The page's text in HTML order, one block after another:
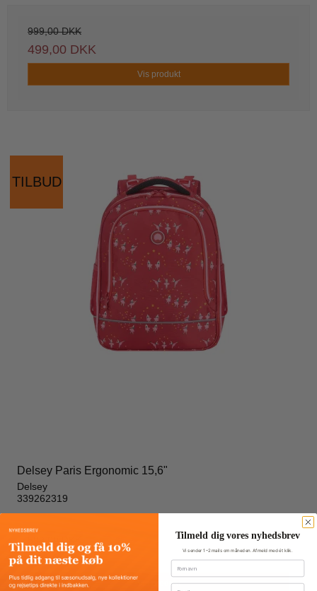
999,00 DKK
499,00 DKK
Vis produkt
TILBUD
Delsey Paris Ergonomic 15,6"
Delsey
339262319
599,00 DKK
300,00 DKK
Vis produkt
Tilmeld dig vores nyhedsbrev
Vi sender 1–2 mails om måneden. Afmeld med ét klik.
Fornavn
Email